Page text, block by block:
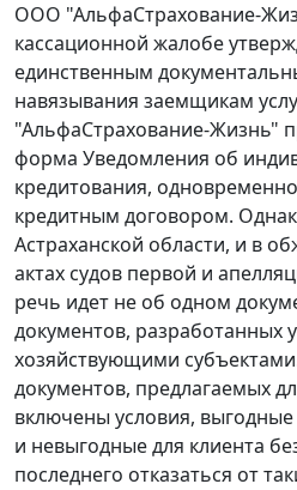
ООО "АльфаСтрахование-
кассационной жалобе
единственным
навязывания заемщикам
"АльфаСтрахование-Жизнь"
форма Уведомления об
кредитования,
кредитным договором.
Астраханской области, и в
актах судов первой и
речь идет не об одном
документов, разработанных
хозяйствующими
документов, предлагаемых
включены условия,
и невыгодные для клиента
последнего отказаться от